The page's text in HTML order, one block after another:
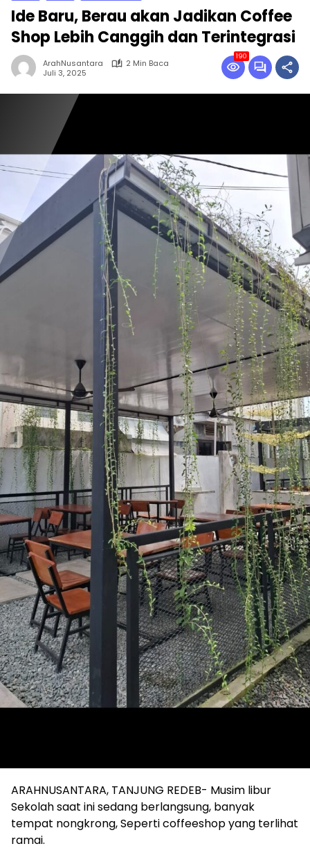
Ide Baru, Berau akan Jadikan Coffee
Shop Lebih Canggih dan Terintegrasi
ArahNusantara
2 Min Baca
Juli 3, 2025
190
ARAHNUSANTARA, TANJUNG REDEB- Musim libur
Sekolah saat ini sedang berlangsung, banyak
tempat nongkrong, Seperti coffeeshop yang terlihat
ramai.